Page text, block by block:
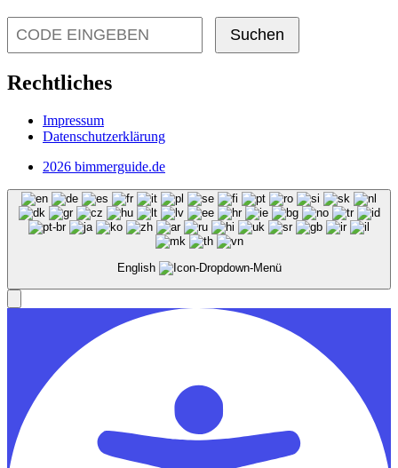
Suchen
Rechtliches
Impressum
Datenschutzerklärung
2026 bimmerguide.de
English